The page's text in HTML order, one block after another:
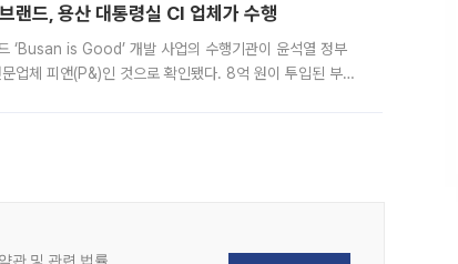
드, 용산 대통령실 CI 업체가 수행
‘Busan is Good’ 개발 사업의 수행기관이 윤석열 정부
업체 피앤(P&)인 것으로 확인됐다. 8억 원이 투입된 부산